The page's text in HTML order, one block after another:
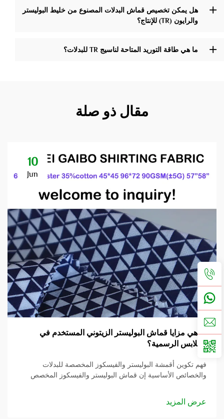
هل يمكن تخصيص قماش البدلات المصنوع من خليط البوليستر
والرايون (TR) للإنتاج؟
ما هي طاقة التوريد المتاحة لناسيج TR للبدلات؟
مقال ذو صلة
10
Jun
ما هي مزايا قماش البوليستر الزيتوني المستخدم في
الملابس الرسمية؟
فهم تكوين أقمشة البوليستر والفيسكوز المخصصة للبدلات
والخصائص الأساسية إن قماش البوليستر والفيسكوز المخصص
عرض المزيد